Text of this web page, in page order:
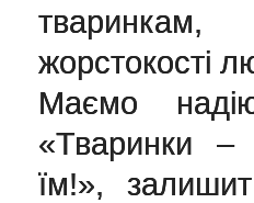
тваринкам,
жорстокості
Маємо
«Тваринки –
їм!»,